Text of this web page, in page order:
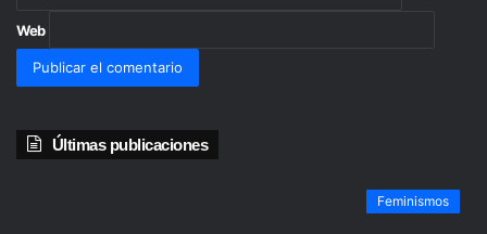
Web
Últimas publicaciones
Feminismos